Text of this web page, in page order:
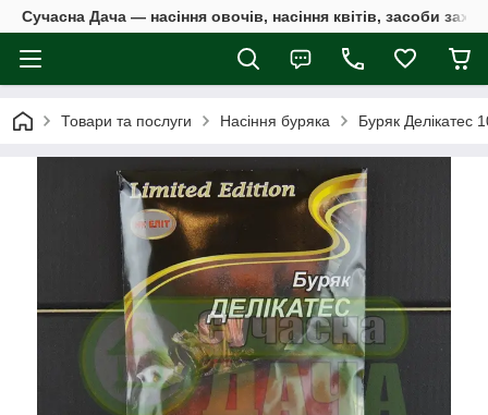
Сучасна Дача — насіння овочів, насіння квітів, засоби
Товари та послуги Насіння буряка Буряк Делікатес